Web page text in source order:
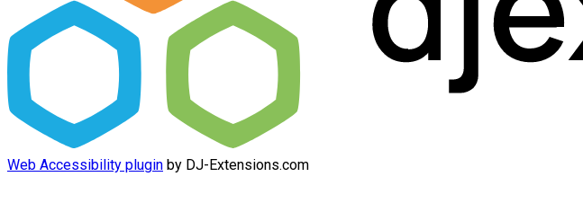
Web Accessibility plugin by DJ-Extensions.com